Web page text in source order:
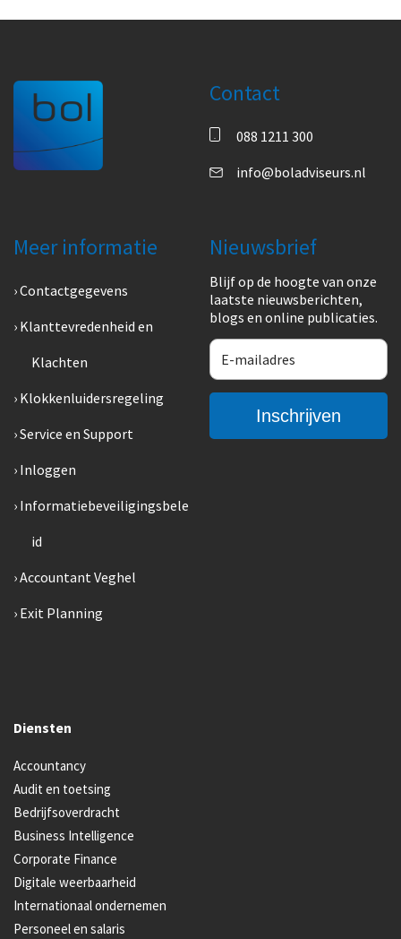
Contact
088 1211 300
info@boladviseurs.nl
Meer informatie
Contactgegevens
Klanttevredenheid en
Klachten
Klokkenluidersregeling
Service en Support
Inloggen
Informatiebeveiligingsbele
id
Accountant Veghel
Exit Planning
Nieuwsbrief
Blijf op de hoogte van onze
laatste nieuwsberichten,
blogs en online publicaties.
Diensten
Accountancy
Audit en toetsing
Bedrijfsoverdracht
Business Intelligence
Corporate Finance
Digitale weerbaarheid
Internationaal ondernemen
Personeel en salaris